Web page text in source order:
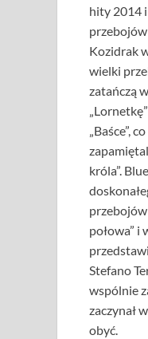
hity 2014 i
Kozidrak
wielki
zatańczą
„Baśce”,
króla”.
przebojów
połowa” i
Stefano
wspólnie
zaczynał
obyć.